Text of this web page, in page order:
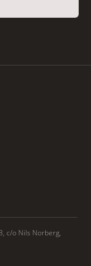
c/o Nils Norberg,